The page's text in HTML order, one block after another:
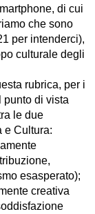
di cui
che sono
per intenderci),
culturale degli
rubrica, per i
punto di vista
le due
e Cultura:
esasperato);
creativa